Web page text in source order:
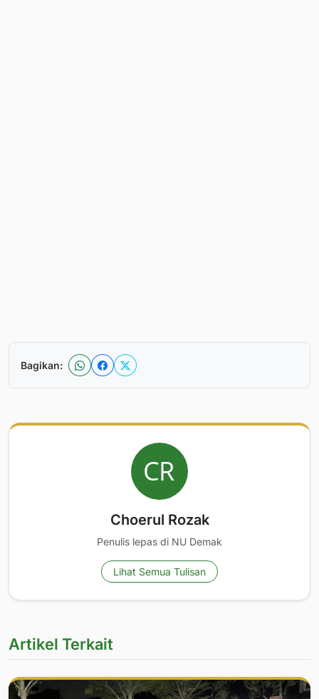
Bagikan:
Choerul Rozak
Penulis lepas di NU Demak
Lihat Semua Tulisan
Artikel Terkait